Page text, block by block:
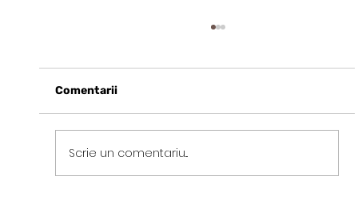
Comentarii
Scrie un comentariu...